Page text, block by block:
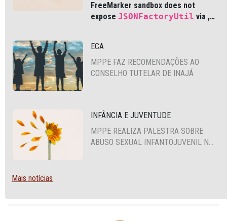
FreeMarker sandbox does not
exposeJSONFactoryUtil via ,
ECA
MPPE FAZ RECOMENDAÇÕES AO
CONSELHO TUTELAR DE INAJÁ
INFÂNCIA E JUVENTUDE
MPPE REALIZA PALESTRA SOBRE
ABUSO SEXUAL INFANTOJUVENIL NO
Mais notícias